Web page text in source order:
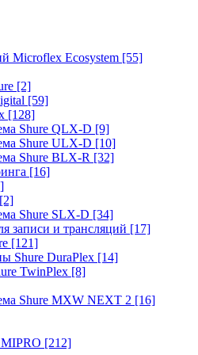
Microflex Ecosystem [55]
[2]
[59]
[128]
Shure QLX-D [9]
Shure ULX-D [10]
Shure BLX-R [32]
[16]
[2]
Shure SLX-D [34]
записи и трансляций [17]
[121]
Shure DuraPlex [14]
TwinPlex [8]
Shure MXW NEXT 2 [16]
[212]